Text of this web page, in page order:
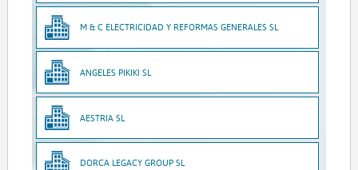
M & C ELECTRICIDAD Y REFORMAS GENERALES SL
ANGELES PIKIKI SL
AESTRIA SL
DORCA LEGACY GROUP SL